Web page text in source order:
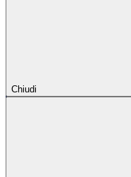
Chiudi